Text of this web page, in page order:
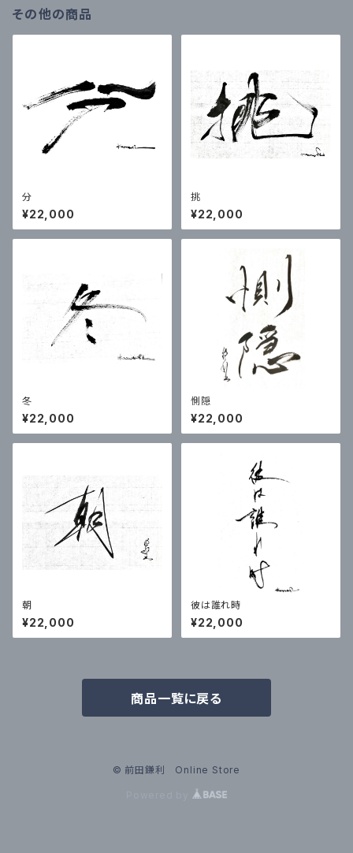
その他の商品
分
¥22,000
挑
¥22,000
冬
¥22,000
惻隠
¥22,000
朝
¥22,000
彼は誰れ時
¥22,000
商品一覧に戻る
© 前田鎌利 Online Store